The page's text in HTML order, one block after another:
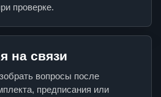
проверке.
на связи
вопросы после
предписания или